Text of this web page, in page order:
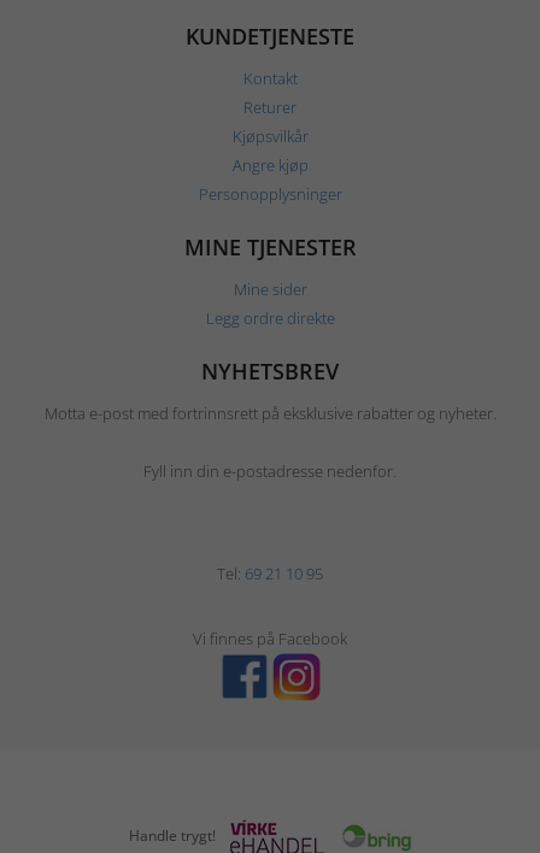
KUNDETJENESTE
Kontakt
Returer
Kjøpsvilkår
Angre kjøp
Personopplysninger
MINE TJENESTER
Mine sider
Legg ordre direkte
NYHETSBREV
Motta e-post med fortrinnsrett på eksklusive rabatter og nyheter.
Fyll inn din e-postadresse nedenfor.
Tel: 69 21 10 95
Vi finnes på Facebook
Handle trygt!